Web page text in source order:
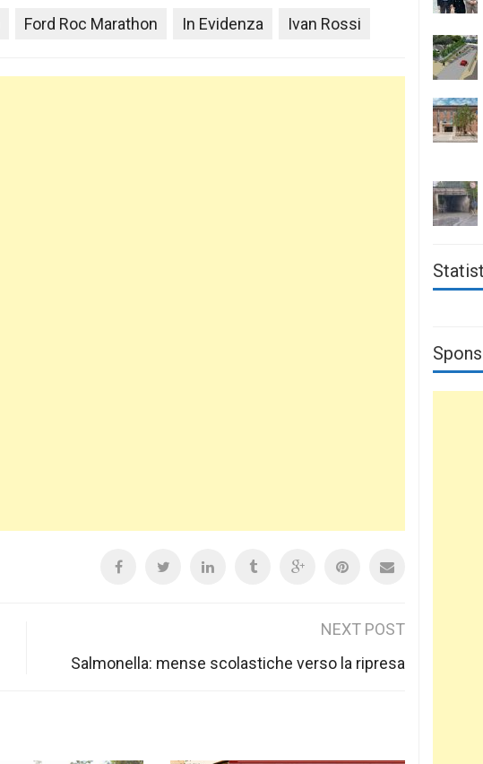
Ford Roc Marathon In Evidenza Ivan Rossi
NEXT POST
Salmonella: mense scolastiche verso la ripresa